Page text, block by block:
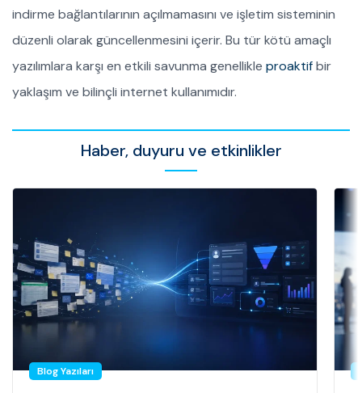
indirme bağlantılarının açılmamasını ve işletim sisteminin
düzenli olarak güncellenmesini içerir. Bu tür kötü amaçlı
yazılımlara karşı en etkili savunma genellikle proaktifbir
yaklaşım ve bilinçli internet kullanımıdır.
Haber, duyuru ve etkinlikler
Blog Yazıları